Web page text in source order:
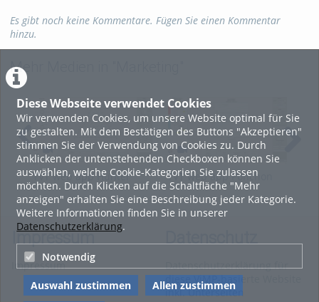
Diese Webseite verwendet Cookies
Wir verwenden Cookies, um unsere Website optimal für Sie
zu gestalten. Mit dem Bestätigen des Buttons "Akzeptieren"
stimmen Sie der Verwendung von Cookies zu. Durch
Anklicken der untenstehenden Checkboxen können Sie
auswählen, welche Cookie-Kategorien Sie zulassen
möchten. Durch Klicken auf die Schaltfläche "Mehr
anzeigen" erhalten Sie eine Beschreibung jeder Kategorie.
Weitere Informationen finden Sie in unserer
Datenschutzerklärung.
Notwendig
Auswahl zustimmen Allen zustimmen
Es gibt noch keine Kommentare. Fügen Sie einen Kommentar
hinzu.
Mehr Medien in "Marketing"
TVT web app Hunter
Nash
TVT web app Ponchon
Savarit
Impressum
Impressum
Datenschutzerklärung für
diese ViMP-basierte Website
inkl. Unterseiten